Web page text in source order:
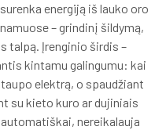
surenka energiją iš lauko oro
– grindinį šildymą,
talpą. Įrenginio širdis –
kintamu galingumu: kai
elektrą, o spaudžiant
su kieto kuro ar dujiniais
nereikalauja